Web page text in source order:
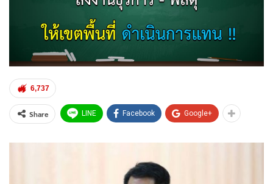
6,737
Share LINE Facebook Google+